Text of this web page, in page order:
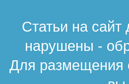
Статьи на
нарушены -
Для размещения